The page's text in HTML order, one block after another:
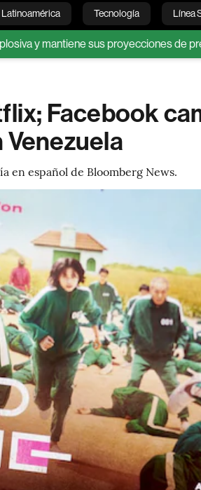
Latinoamérica Tecnología Línea
Mundo Videos English
sus proyecciones de precio
Facebook
en español de Bloomberg News.